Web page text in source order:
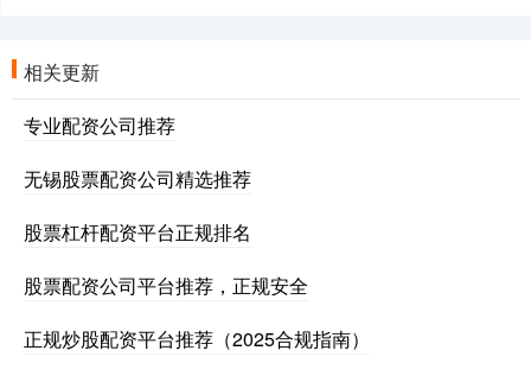
相关更新
专业配资公司推荐
无锡股票配资公司精选推荐
股票杠杆配资平台正规排名
股票配资公司平台推荐，正规安全
正规炒股配资平台推荐（2025合规指南）